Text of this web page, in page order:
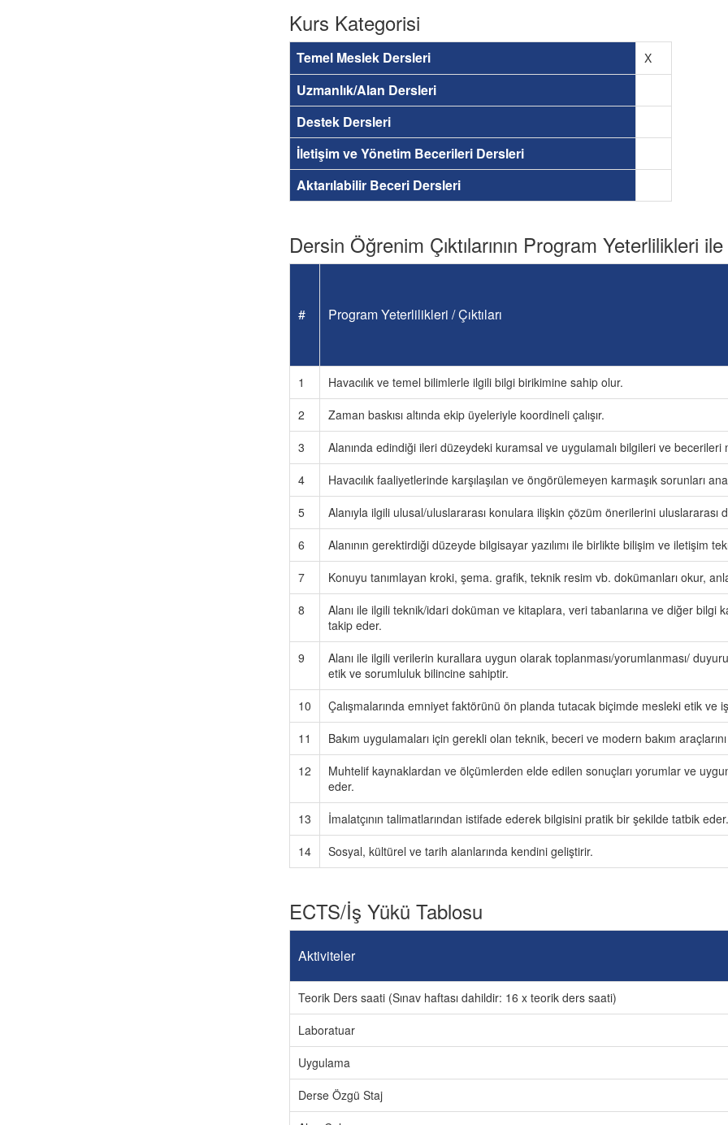
Kurs Kategorisi
Temel Meslek Dersleri X
Uzmanlık/Alan Dersleri
Destek Dersleri
İletişim ve Yönetim Becerileri Dersleri
Aktarılabilir Beceri Dersleri
Dersin Öğrenim Çıktılarının Program Yeterlilikleri
# Program Yeterlilikleri / Çıktıları
1
Havacılık ve temel bilimlerle ilgili bilgi birikimine sahip olur.
2
Zaman baskısı altında ekip üyeleriyle koordineli çalışır.
3
Alanında edindiği ileri düzeydeki kuramsal ve uygulamalı bilgileri ve becerileri
4
Havacılık faaliyetlerinde karşılaşılan ve öngörülemeyen karmaşık sorunları
5
Alanıyla ilgili ulusal/uluslararası konulara ilişkin çözüm önerilerini uluslararası
6
Alanının gerektirdiği düzeyde bilgisayar yazılımı ile birlikte bilişim ve iletişim
7
Konuyu tanımlayan kroki, şema. grafik, teknik resim vb. dokümanları okur,
8
Alanı ile ilgili teknik/idari doküman ve kitaplara, veri tabanlarına ve diğer bilgi
takip eder.
9
Alanı ile ilgili verilerin kurallara uygun olarak toplanması/yorumlanması/
etik ve sorumluluk bilincine sahiptir.
10 Çalışmalarında emniyet faktörünü ön planda tutacak biçimde mesleki etik ve
11
Bakım uygulamaları için gerekli olan teknik, beceri ve modern bakım araçlarını
12
Muhtelif kaynaklardan ve ölçümlerden elde edilen sonuçları yorumlar ve
eder.
13 İmalatçının talimatlarından istifade ederek bilgisini pratik bir şekilde tatbik eder.
14
Sosyal, kültürel ve tarih alanlarında kendini geliştirir.
ECTS/İş Yükü Tablosu
Aktiviteler
Teorik Ders saati (Sınav haftası dahildir: 16 x teorik ders saati)
Laboratuar
Uygulama
Derse Özgü Staj